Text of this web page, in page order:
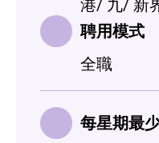
港/ 九/ 新
聘用模式
全職
每星期最